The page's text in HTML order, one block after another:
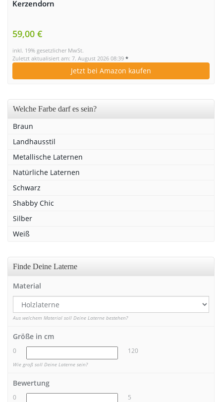
Kerzendorn
59,00 €
inkl. 19% gesetzlicher MwSt.
Zuletzt aktualisiert am: 7. August 2026 08:39 *
Jetzt bei Amazon kaufen
Welche Farbe darf es sein?
Braun
Landhausstil
Metallische Laternen
Natürliche Laternen
Schwarz
Shabby Chic
Silber
Weiß
Finde Deine Laterne
Material
Aus welchem Material soll Deine Laterne bestehen?
Größe in cm
0 120
Wie groß soll Deine Laterne sein?
Bewertung
0 5